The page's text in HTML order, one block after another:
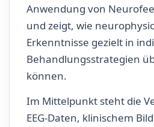
Anwendung von
und zeigt, wie
Erkenntnisse gezielt in
Behandlungsstrategien
können.
Im Mittelpunkt steht die
EEG-Daten, klinischem